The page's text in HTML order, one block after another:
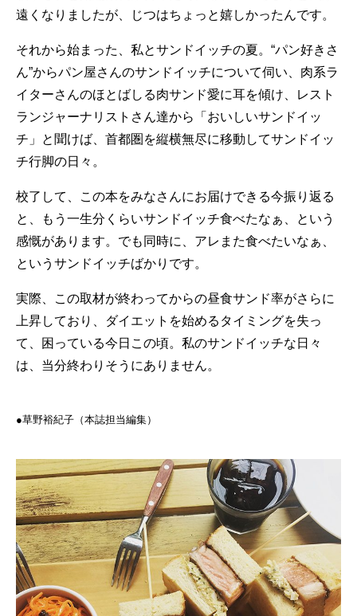
遠くなりましたが、じつはちょっと嬉しかったんです。
それから始まった、私とサンドイッチの夏。“パン好きさ
ん”からパン屋さんのサンドイッチについて伺い、肉系ラ
イターさんのほとばしる肉サンド愛に耳を傾け、レスト
ランジャーナリストさん達から「おいしいサンドイッ
チ」と聞けば、首都圏を縦横無尽に移動してサンドイッ
チ行脚の日々。
校了して、この本をみなさんにお届けできる今振り返る
と、もう一生分くらいサンドイッチ食べたなぁ、という
感慨があります。でも同時に、アレまた食べたいなぁ、
というサンドイッチばかりです。
実際、この取材が終わってからの昼食サンド率がさらに
上昇しており、ダイエットを始めるタイミングを失っ
て、困っている今日この頃。私のサンドイッチな日々
は、当分終わりそうにありません。
●草野裕紀子（本誌担当編集）